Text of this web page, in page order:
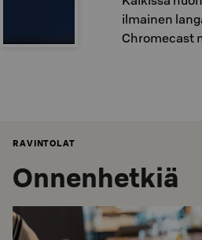
ilmainen
Chromecast
RAVINTOLAT
Onnenhetkiä